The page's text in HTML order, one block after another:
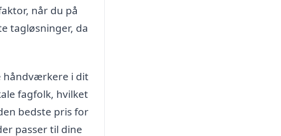
når du på
tagløsninger, da
håndværkere i dit
fagfolk, hvilket
bedste pris for
passer til dine